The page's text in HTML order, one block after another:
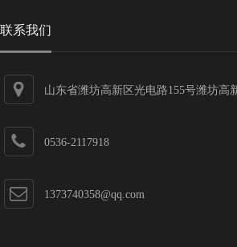
联系我们
山东省潍坊高新区光电路155号潍坊高
0536-2117918
1373740358@qq.com